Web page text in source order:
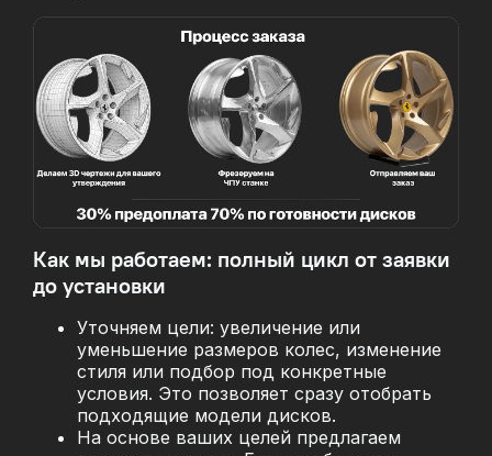
Как мы работаем: полный цикл от заявки
до установки
Уточняем цели: увеличение или
уменьшение размеров колес, изменение
стиля или подбор под конкретные
условия. Это позволяет сразу отобрать
подходящие модели дисков.
На основе ваших целей предлагаем